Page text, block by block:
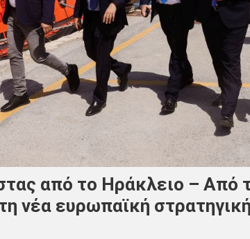
από το Ηράκλειο – Από
νέα ευρωπαϊκή